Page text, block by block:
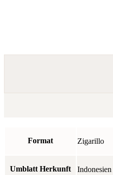
Format Zigarillo
Umblatt Herkunft Indonesien